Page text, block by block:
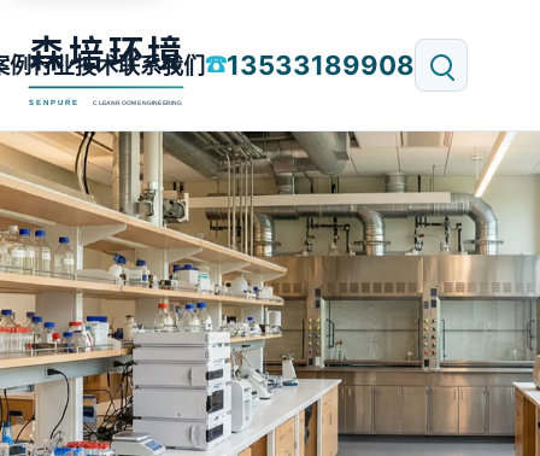
例行业技术联系我们☎13533189908